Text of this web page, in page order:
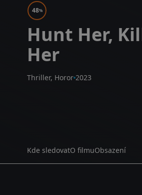
48%
Hunt Her,
Her
Thriller, Horor 2023
Kde sledovatO filmuObsazení